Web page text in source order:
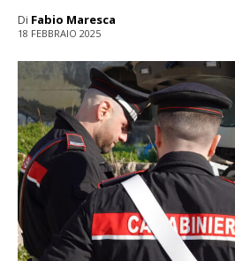
Di Fabio Maresca
18 FEBBRAIO 2025